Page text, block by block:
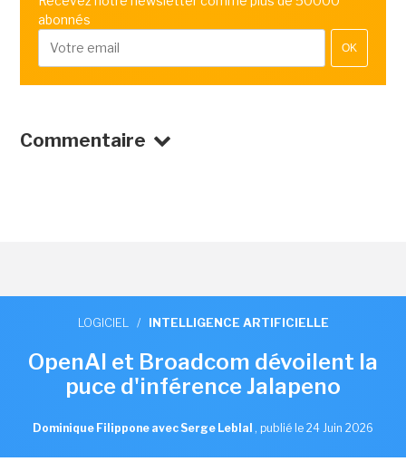
abonnés
OK
Commentaire
LOGICIEL / INTELLIGENCE ARTIFICIELLE
OpenAI et Broadcom dévoilent la
puce d'inférence Jalapeno
Dominique Filippone avec Serge Leblal , publié le 24 Juin 2026